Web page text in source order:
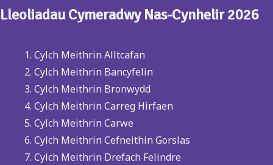
Lleoliadau Cymeradwy Nas-Cynhelir 2026
Cylch Meithrin Alltcafan
Cylch Meithrin Bancyfelin
Cylch Meithrin Bronwydd
Cylch Meithrin Carreg Hirfaen
Cylch Meithrin Carwe
Cylch Meithrin Cefneithin Gorslas
Cylch Meithrin Drefach Felindre